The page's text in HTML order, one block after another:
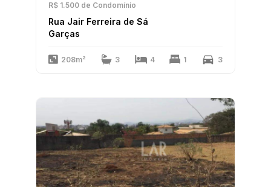
R$ 1.500 de Condomínio
Rua Jair Ferreira de Sá
Garças
208m² 3 4 1 3